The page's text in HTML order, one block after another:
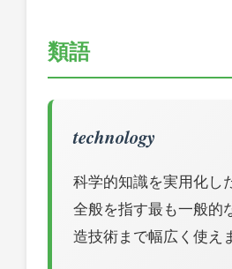
類語
technology
科学的知識を実用化し
全般を指す最も一般的
造技術まで幅広く使え